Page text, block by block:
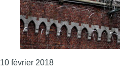
10 février 2018Consulter l'article